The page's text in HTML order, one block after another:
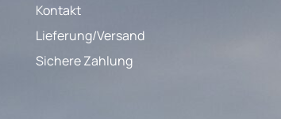
Kontakt
Lieferung/Versand
Sichere Zahlung